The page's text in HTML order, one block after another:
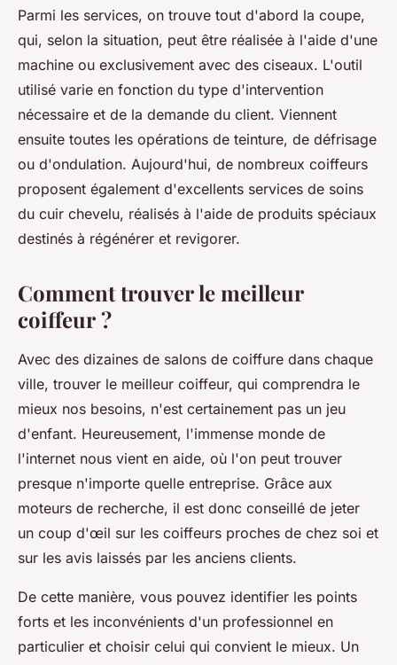
Parmi les services, on trouve tout d'abord la coupe,
qui, selon la situation, peut être réalisée à l'aide d'une
machine ou exclusivement avec des ciseaux. L'outil
utilisé varie en fonction du type d'intervention
nécessaire et de la demande du client. Viennent
ensuite toutes les opérations de teinture, de défrisage
ou d'ondulation. Aujourd'hui, de nombreux coiffeurs
proposent également d'excellents services de soins
du cuir chevelu, réalisés à l'aide de produits spéciaux
destinés à régénérer et revigorer.
Comment trouver le meilleur
coiffeur ?
Avec des dizaines de salons de coiffure dans chaque
ville, trouver le meilleur coiffeur, qui comprendra le
mieux nos besoins, n'est certainement pas un jeu
d'enfant. Heureusement, l'immense monde de
l'internet nous vient en aide, où l'on peut trouver
presque n'importe quelle entreprise. Grâce aux
moteurs de recherche, il est donc conseillé de jeter
un coup d'œil sur les coiffeurs proches de chez soi et
sur les avis laissés par les anciens clients.
De cette manière, vous pouvez identifier les points
forts et les inconvénients d'un professionnel en
particulier et choisir celui qui convient le mieux. Un